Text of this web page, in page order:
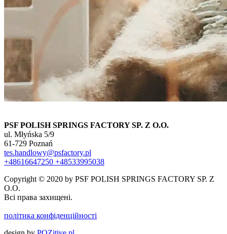
PSF POLISH SPRINGS FACTORY SP. Z O.O.
ul. Młyńska 5/9
61-729 Poznań
tes.handlowy@psfactory.pl
+48616647250 +48533995038
Copyright © 2020 by PSF POLISH SPRINGS FACTORY SP. Z
O.O.
Всі права захищені.
політика конфіденційності